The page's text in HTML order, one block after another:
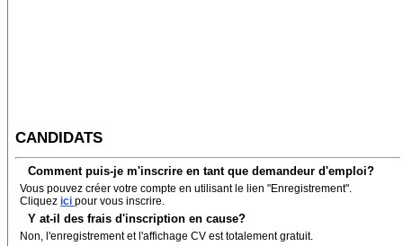
CANDIDATS
Comment puis-je m'inscrire en tant que demandeur d'emploi?
Vous pouvez créer votre compte en utilisant le lien "Enregistrement".
Cliquez ici pour vous inscrire.
Y at-il des frais d'inscription en cause?
Non, l'enregistrement et l'affichage CV est totalement gratuit.